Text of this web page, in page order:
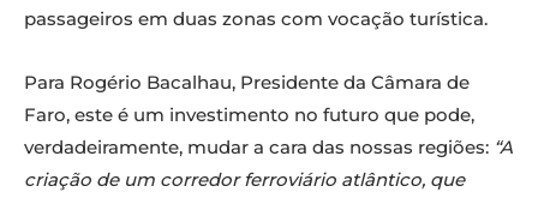
passageiros em duas zonas com vocação turística.
Para Rogério Bacalhau, Presidente da Câmara de
Faro, este é um investimento no futuro que pode,
verdadeiramente, mudar a cara das nossas regiões: “A
criação de um corredor ferroviário atlântico, que